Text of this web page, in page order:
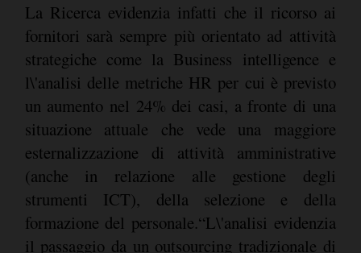
La Ricerca evidenzia infatti che il ricorso ai
fornitori sarà sempre più orientato ad attività
strategiche come la Business intelligence e
l\'analisi delle metriche HR per cui è previsto
un aumento nel 24% dei casi, a fronte di una
situazione attuale che vede una maggiore
esternalizzazione di attività amministrative
(anche in relazione alle gestione degli
strumenti ICT), della selezione e della
formazione del personale.“L\'analisi evidenzia
il passaggio da un outsourcing tradizionale di